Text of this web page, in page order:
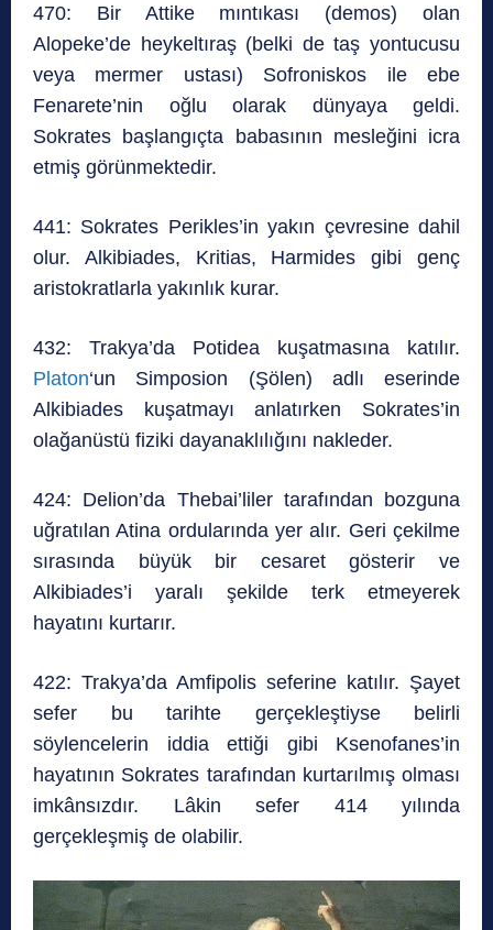
470: Bir Attike mıntıkası (demos) olan
Alopeke’de heykeltıraş (belki de taş yontucusu
veya mermer ustası) Sofroniskos ile ebe
Fenarete’nin oğlu olarak dünyaya geldi.
Sokrates başlangıçta babasının mesleğini icra
etmiş görünmektedir.
441: Sokrates Perikles’in yakın çevresine dahil
olur. Alkibiades, Kritias, Harmides gibi genç
aristokratlarla yakınlık kurar.
432: Trakya’da Potidea kuşatmasına katılır.
Platon‘un Simposion (Şölen) adlı eserinde
Alkibiades kuşatmayı anlatırken Sokrates’in
olağanüstü fiziki dayanaklılığını nakleder.
424: Delion’da Thebai’liler tarafından bozguna
uğratılan Atina ordularında yer alır. Geri çekilme
sırasında büyük bir cesaret gösterir ve
Alkibiades’i yaralı şekilde terk etmeyerek
hayatını kurtarır.
422: Trakya’da Amfipolis seferine katılır. Şayet
sefer bu tarihte gerçekleştiyse belirli
söylencelerin iddia ettiği gibi Ksenofanes’in
hayatının Sokrates tarafından kurtarılmış olması
imkânsızdır. Lâkin sefer 414 yılında
gerçekleşmiş de olabilir.